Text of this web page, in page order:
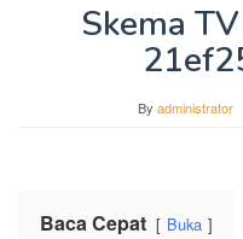
Skema
By administrator
Baca Cepat Buka